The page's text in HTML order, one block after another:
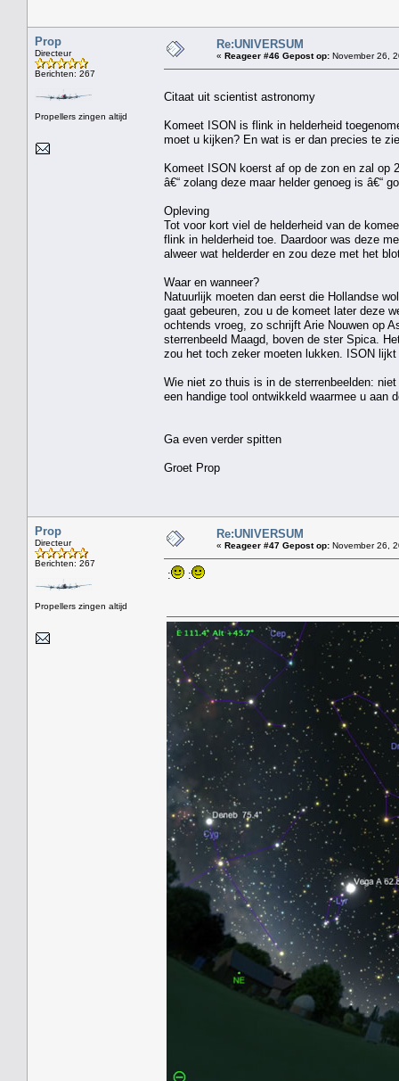
Prop
Directeur
Berichten: 267
Propellers zingen altijd
Re:UNIVERSUM
« Reageer #46 Gepost op: November 26,
Citaat uit scientist astronomy
Komeet ISON is flink in helderheid
moet u kijken? En wat is er dan precies te
Komeet ISON koerst af op de zon en zal op
â€“ zolang deze maar helder genoeg is â€“
Opleving
Tot voor kort viel de helderheid van de
flink in helderheid toe. Daardoor was deze
alweer wat helderder en zou deze met het
Waar en wanneer?
Natuurlijk moeten dan eerst die Hollandse
gaat gebeuren, zou u de komeet later deze
ochtends vroeg, zo schrijft Arie Nouwen op
sterrenbeeld Maagd, boven de ster Spica.
zou het toch zeker moeten lukken. ISON
Wie niet zo thuis is in de sterrenbeelden:
een handige tool ontwikkeld waarmee u aan
Ga even verder spitten
Groet Prop
Prop
Directeur
Berichten: 267
Propellers zingen altijd
Re:UNIVERSUM
« Reageer #47 Gepost op: November 26,
: :